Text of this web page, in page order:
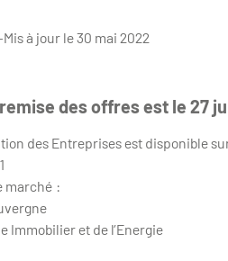
Mis à jour le 30 mai 2022
des offres est le 27
des Entreprises est disponible
marché :
Immobilier et de l’Energie